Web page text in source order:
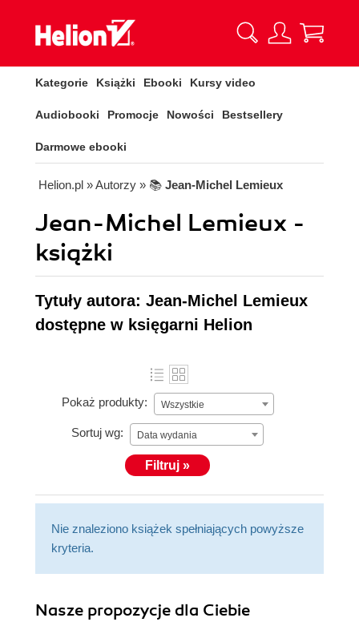
Kategorie Książki Ebooki Kursy video
Audiobooki Promocje Nowości Bestsellery
Darmowe ebooki
Helion.pl » Autorzy » 📚 Jean-Michel Lemieux
Jean-Michel Lemieux -
książki
Tytuły autora: Jean-Michel Lemieux
dostępne w księgarni Helion
Pokaż produkty: Wszystkie
Sortuj wg: Data wydania
Filtruj »
Nie znaleziono książek spełniających powyższe
kryteria.
Nasze propozycje dla Ciebie